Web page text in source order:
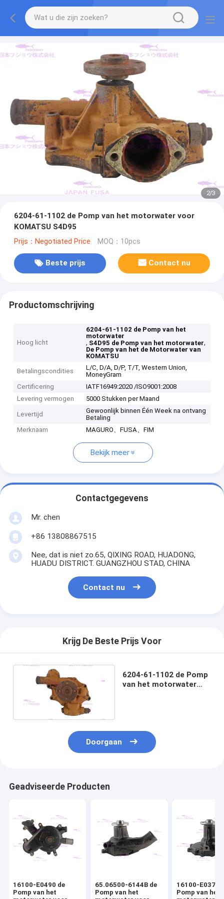
2/3
6204-61-1102 de Pomp van het motorwater voor
KOMATSU S4D95
Prijs：Negotiated Price MOQ：10pcs
Beste prijs Contact nu
Productomschrijving
Hoog licht
6204-61-1102 de Pomp van het
motorwater
, S4D95 de Pomp van het motorwater,
De Pomp van het de Motorwater van
KOMATSU
Betalingscondities
L/C, D/A, D/P, T/T, Western Union,
MoneyGram
Certificering
IATF16949:2020 /ISO9001:2008
Levering vermogen
5000 Stukken per Maand
Levertijd
Gewoonlijk binnen Één Week na ontvang
Betaling
Merknaam
MAGURO、FUSA、FIM
Bekijk meer
Contactgegevens
Mr. chen
+86 13808867515
Nee, dat is niet zo.65, QIXING ROAD, HUADONG,
HUADU DISTRICT. GUANGZHOU STAD, CHINA
Contact nu
Krijg De Beste Prijs Voor
6204-61-1102 de Pomp
van het motorwater
Doorgaan
Geadviseerde Producten
16100-E0490 de
Pomp van het
65.06500-6144B de
Pomp van het
16100-E0372
Pomp van het